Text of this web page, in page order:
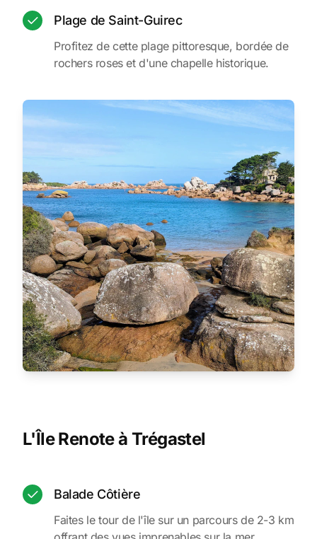
Plage de Saint-Guirec
Profitez de cette plage pittoresque, bordée de
rochers roses et d'une chapelle historique.
L'Île Renote à Trégastel
Balade Côtière
Faites le tour de l'île sur un parcours de 2-3 km